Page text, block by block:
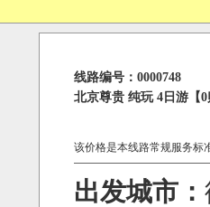
线路编号：0000748
北京尊贵 纯玩 4日游【
该价格是本线路常规服务标
出发城市：